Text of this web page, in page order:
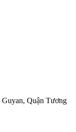
Quận Tương